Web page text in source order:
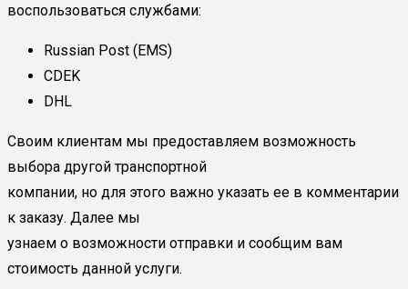
воспользоваться службами:
Russian Post (EMS)
CDEK
DHL
Своим клиентам мы предоставляем возможность
выбора другой транспортной
компании, но для этого важно указать ее в комментарии
к заказу. Далее мы
узнаем о возможности отправки и сообщим вам
стоимость данной услуги.